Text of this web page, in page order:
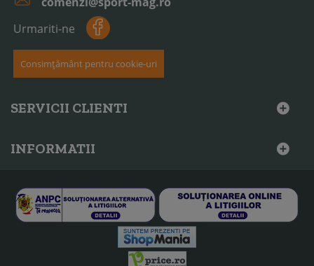
Urmariti-ne
Consimțământ pentru cookie-uri
SERVICII CLIENTI
INFORMATII